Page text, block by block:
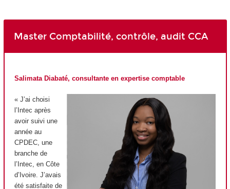
Master Comptabilité, contrôle, audit CCA
Salimata Diabaté, consultante en expertise comptable
« J’ai choisi
l’Intec après
avoir suivi une
année au
CPDEC, une
branche de
l’Intec, en Côte
d’Ivoire. J’avais
été satisfaite de